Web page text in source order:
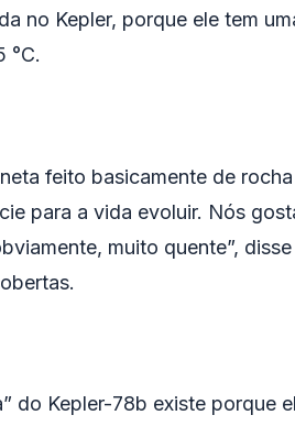
no Kepler, porque ele tem
°C.
feito basicamente de
para a vida evoluir. Nós
muito quente”,
do Kepler-78b existe porque